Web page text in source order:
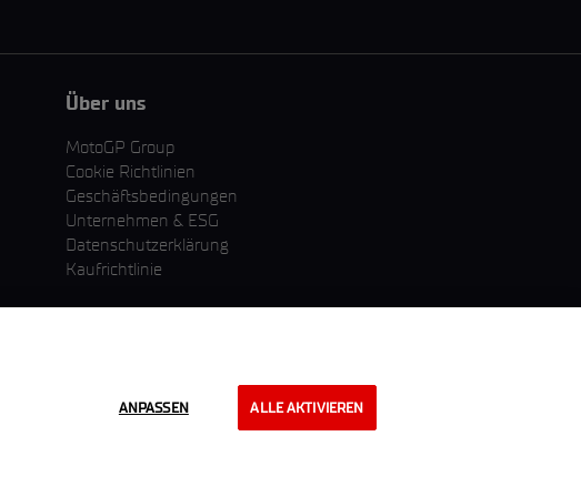
Über uns
MotoGP Group
Cookie Richtlinien
Geschäftsbedingungen
Unternehmen & ESG
Datenschutzerklärung
Kaufrichtlinie
ANPASSEN ALLE AKTIVIEREN